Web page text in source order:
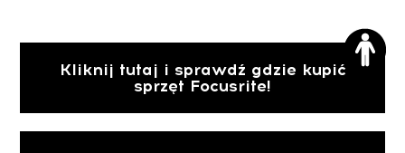
Kliknij tutaj i sprawdź gdzie kupić
sprzęt Focusrite!